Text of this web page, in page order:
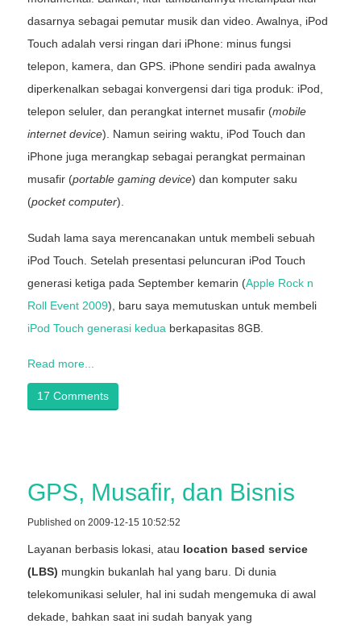
dasarnya sebagai pemutar musik dan video. Awalnya, iPod
Touch adalah versi ringan dari iPhone: minus fungsi
telepon, kamera, dan GPS. iPhone sendiri pada awalnya
diperkenalkan sebagai konvergensi dari tiga produk: iPod,
telepon seluler, dan perangkat internet musafir (mobile
internet device). Namun seiring waktu, iPod Touch dan
iPhone juga merangkap sebagai perangkat permainan
musafir (portable gaming device) dan komputer saku
(pocket computer).
Sudah lama saya merencanakan untuk membeli sebuah
iPod Touch. Setelah presentasi peluncuran iPod Touch
generasi ketiga pada September kemarin (Apple Rock n
Roll Event 2009), baru saya memutuskan untuk membeli
iPod Touch generasi kedua berkapasitas 8GB.
Read more...
17 Comments
GPS, Musafir, dan Bisnis
Published on 2009-12-15 10:52:52
Layanan berbasis lokasi, atau location based service
(LBS) mungkin bukanlah hal yang baru. Di dunia
telekomunikasi seluler, hal ini sudah mengemuka di awal
dekade, bahkan saat ini sudah banyak yang